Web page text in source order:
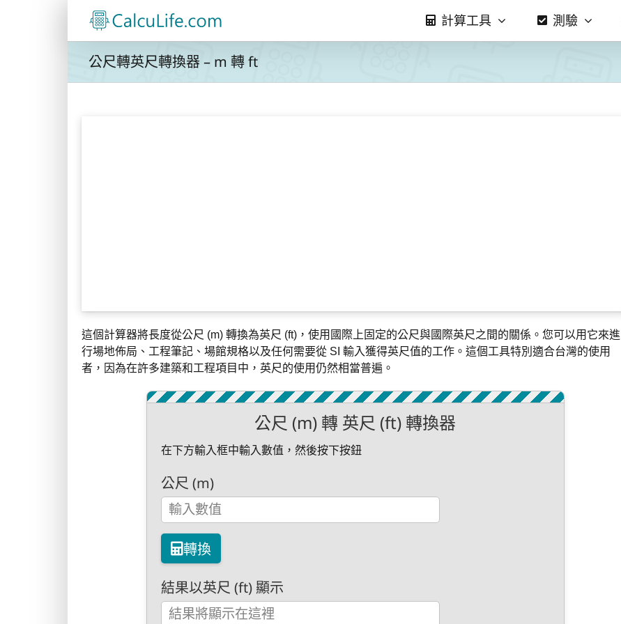
計算工具 測驗
公尺轉英尺轉換器 – m 轉 ft
這個計算器將長度從公尺 (m) 轉換為英尺 (ft)，使用國際上固定的公尺與國際英尺之間的關係。您可以用它來進
行場地佈局、工程筆記、場館規格以及任何需要從 SI 輸入獲得英尺值的工作。這個工具特別適合台灣的使用
者，因為在許多建築和工程項目中，英尺的使用仍然相當普遍。
公尺 (m) 轉 英尺 (ft) 轉換器
在下方輸入框中輸入數值，然後按下按鈕
公尺 (m)
轉換
結果以英尺 (ft) 顯示